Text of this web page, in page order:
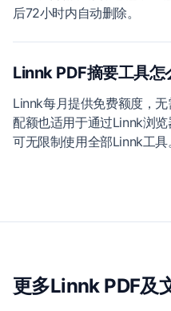
后72小时内自动删除。
Linnk PDF摘要工具怎
Linnk每月提供免费额度，
配额也适用于通过Linnk浏
可无限制使用全部Linnk工具
更多Linnk PDF及